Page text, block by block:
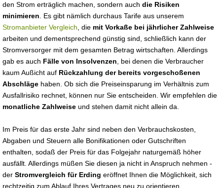
den Strom erträglich machen, sondern auch die Risiken
minimieren . Es gibt nämlich durchaus Tarife aus unserem
Stromanbieter Vergleich , die mit Vorkaße bei jährlicher Zahlweise
arbeiten und dementsprechend günstig sind, schließlich kann der
Stromversorger mit dem gesamten Betrag wirtschaften. Allerdings
gab es auch Fälle von Insolvenzen , bei denen die Verbraucher
kaum Außicht auf Rückzahlung der bereits vorgeschoßenen
Abschläge haben. Ob sich die Preiseinsparung im Verhältnis zum
Ausfallrisiko rechnet, können nur Sie entscheiden. Wir empfehlen die
monatliche Zahlweise und stehen damit nicht allein da.
Im Preis für das erste Jahr sind neben den Verbrauchskosten,
Abgaben und Steuern alle Bonifikationen oder Gutschriften
enthalten, sodaß der Preis für das Folgejahr naturgemäß höher
ausfällt. Allerdings müßen Sie diesen ja nicht in Anspruch nehmen -
der Stromvergleich für Erding eröffnet Ihnen die Möglichkeit, sich
rechtzeitig zum Ablauf Ihres Vertrages neu zu orientieren.